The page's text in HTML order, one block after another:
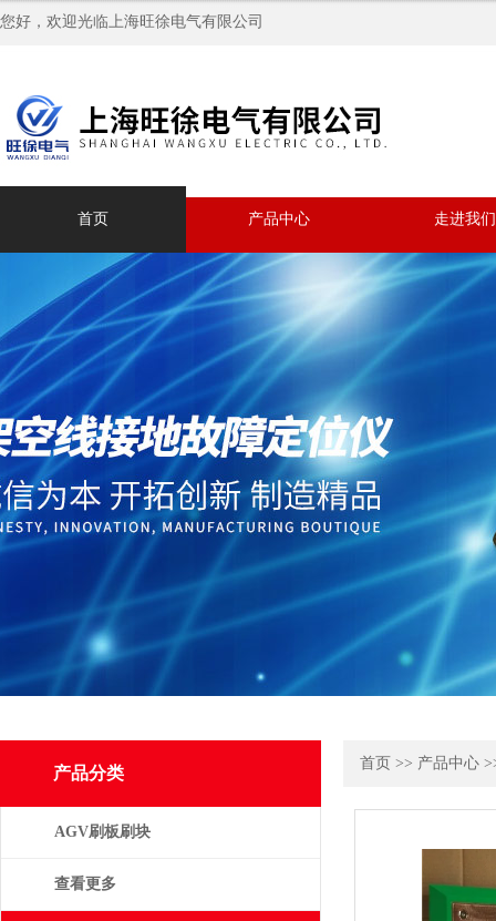
您好，欢迎光临上海旺徐电气有限公司
首页 产品中心 走进我们
产品分类
AGV刷板刷块
查看更多
首页 >> 产品中心